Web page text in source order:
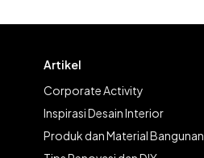
Artikel
Corporate Activity
Inspirasi Desain Interior
Produk dan Material Bangunan